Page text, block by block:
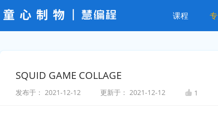
课程
SQUID GAME COLLAGE
发布于： 2021-12-12 更新于： 2021-12-12 1